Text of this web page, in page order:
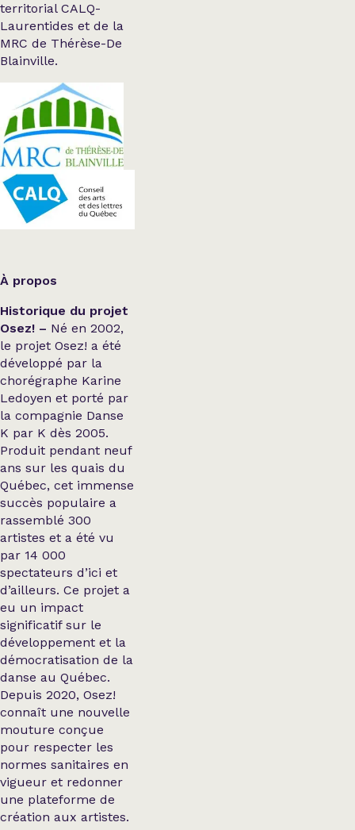
territorial CALQ-
Laurentides et de la
MRC de Thérèse-De
Blainville.
À propos
Historique du projet
Osez! – Né en 2002,
le projet Osez! a été
développé par la
chorégraphe Karine
Ledoyen et porté par
la compagnie Danse
K par K dès 2005.
Produit pendant neuf
ans sur les quais du
Québec, cet immense
succès populaire a
rassemblé 300
artistes et a été vu
par 14 000
spectateurs d’ici et
d’ailleurs. Ce projet a
eu un impact
significatif sur le
développement et la
démocratisation de la
danse au Québec.
Depuis 2020, Osez!
connaît une nouvelle
mouture conçue
pour respecter les
normes sanitaires en
vigueur et redonner
une plateforme de
création aux artistes.